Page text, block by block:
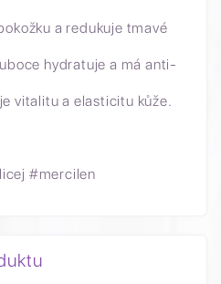
a redukuje tmavé
hydratuje a má anti-
vitalitu a elasticitu kůže.
#mercilen